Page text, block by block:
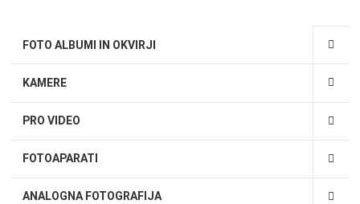
FOTO ALBUMI IN OKVIRJI
KAMERE
PRO VIDEO
FOTOAPARATI
ANALOGNA FOTOGRAFIJA